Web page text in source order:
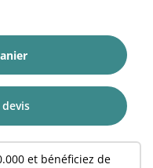
et bénéficiez de